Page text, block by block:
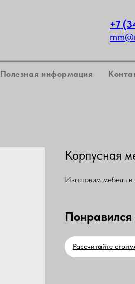
+7
Полезная информация
Корпусная
Изготовим мебель
Понравился
Рассчитайте